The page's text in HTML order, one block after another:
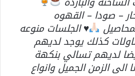
– صودا – القهوه
♥️الجلسات منوعه
كذلك يوجد لديهم
لديهم تسالي بنكهة
الى الزمن الجميل وانواع